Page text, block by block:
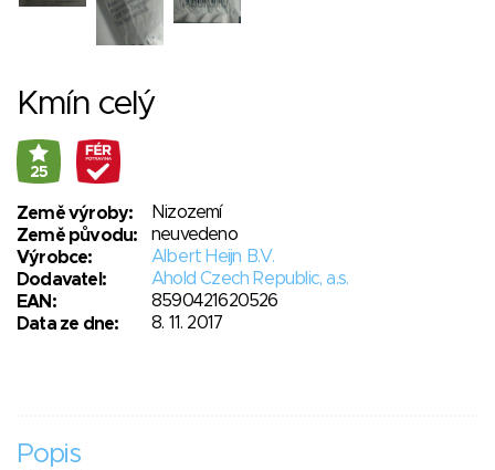
Kmín celý
25
Země výroby:
Nizozemí
Země původu:
neuvedeno
Výrobce:
Albert Heijn B.V.
Dodavatel:
Ahold Czech Republic, a.s.
EAN:
8590421620526
Data ze dne:
8. 11. 2017
Popis